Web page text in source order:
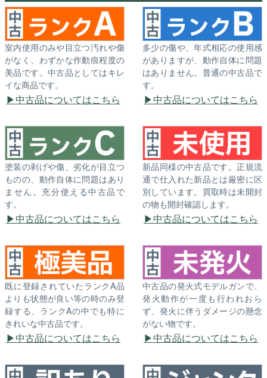
室内使用のみや目立つ汚れや傷
がなく、わずかな作動痕程度の
美品です。中古品としてはキレ
イな商品です。
中古品についてはこちら
多少の傷や、年式相応の使用感
がありますが、動作自体に問題
はありません。普通の中古品で
す。
中古品についてはこちら
塗装の剥げや傷、劣化が目立つ
ものの、動作自体に問題はあり
ません。充分使える中古品で
す。
中古品についてはこちら
新品同様の中古品です。正規流
通で仕入れた新品とは厳密に区
別しています。買取時は未開封
の物も開封確認します。
中古品についてはこちら
既に登録されていたランクA品
よりも状態が良い等の時のみ登
録する、ランクAの中でも特に
きれいな中古品です。
中古品についてはこちら
中古品の発火式モデルガンで、
発火動作が一度も行われおら
ず、発火に伴うダメージの懸念
がない物です。
中古品についてはこちら